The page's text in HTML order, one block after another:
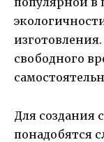
свободного
Для создания
понадобятся